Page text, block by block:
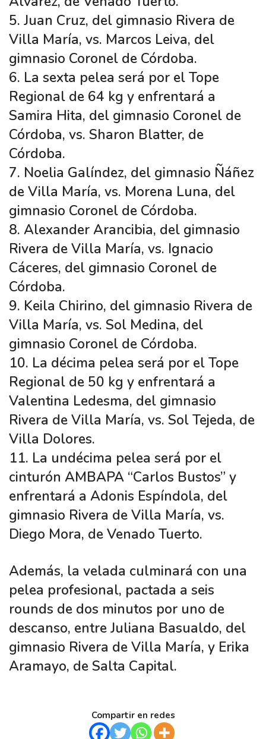
5. Juan Cruz, del gimnasio Rivera de
Villa María, vs. Marcos Leiva, del
gimnasio Coronel de Córdoba.
6. La sexta pelea será por el Tope
Regional de 64 kg y enfrentará a
Samira Hita, del gimnasio Coronel de
Córdoba, vs. Sharon Blatter, de
Córdoba.
7. Noelia Galíndez, del gimnasio Ñáñez
de Villa María, vs. Morena Luna, del
gimnasio Coronel de Córdoba.
8. Alexander Arancibia, del gimnasio
Rivera de Villa María, vs. Ignacio
Cáceres, del gimnasio Coronel de
Córdoba.
9. Keila Chirino, del gimnasio Rivera de
Villa María, vs. Sol Medina, del
gimnasio Coronel de Córdoba.
10. La décima pelea será por el Tope
Regional de 50 kg y enfrentará a
Valentina Ledesma, del gimnasio
Rivera de Villa María, vs. Sol Tejeda, de
Villa Dolores.
11. La undécima pelea será por el
cinturón AMBAPA “Carlos Bustos” y
enfrentará a Adonis Espíndola, del
gimnasio Rivera de Villa María, vs.
Diego Mora, de Venado Tuerto.
Además, la velada culminará con una
pelea profesional, pactada a seis
rounds de dos minutos por uno de
descanso, entre Juliana Basualdo, del
gimnasio Rivera de Villa María, y Erika
Aramayo, de Salta Capital.
Compartir en redes